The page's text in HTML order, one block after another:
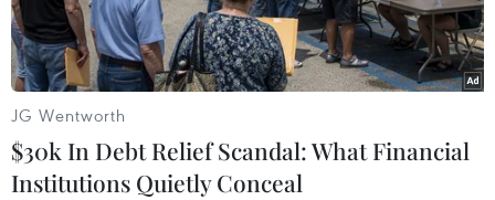
JG Wentworth
$30k In Debt Relief Scandal: What Financial
Institutions Quietly Conceal